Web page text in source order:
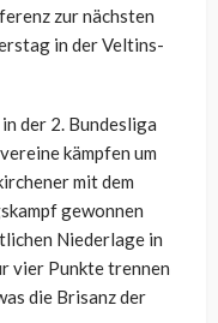
zur nächsten
in der Veltins-
der 2. Bundesliga
kämpfen um
mit dem
gewonnen
Niederlage in
vier Punkte trennen
die Brisanz der